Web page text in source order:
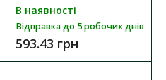
В наявності
Відправка до 5 робочих днів
593.43 грн